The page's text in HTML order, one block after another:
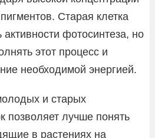
Старая клетка
фотосинтеза, но
этот процесс и
необходимой энергией.
и старых
позволяет лучше понять
в растениях на